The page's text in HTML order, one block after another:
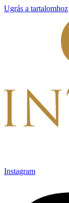
Ugrás a tartalomhoz
Instagram